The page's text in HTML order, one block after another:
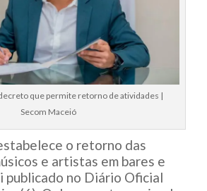
que permite retorno de atividades |
Secom Maceió
o retorno das
e artistas em bares e
no Diário Oficial